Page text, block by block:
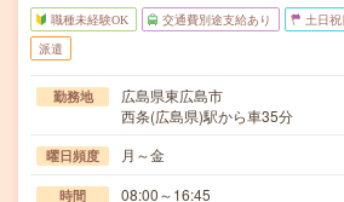
職種未経験OK 交通費別途支給あり 土日
派遣
勤務地
広島県東広島市
西条(広島県)駅から車35分
曜日頻度 月～金
時間 08:00～16:45